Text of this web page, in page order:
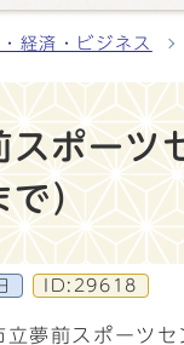
経済・ビジネス
スポーツ
で）
ID:29618
夢前スポーツ